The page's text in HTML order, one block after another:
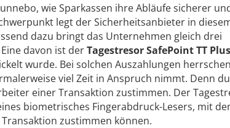
wie Sparkassen ihre Abläufe sicherer
legt der Sicherheitsanbieter in
dazu bringt das Unternehmen gleich drei
davon ist derTagestresor SafePoint TT Plus
wurde. Bei solchen Auszahlungen herrschen
viel Zeit in Anspruch nimmt. Denn
einer Transaktion zustimmen. Der
biometrisches Fingerabdruck-Lesers, mit
zustimmen können.